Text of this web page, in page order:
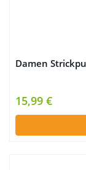
Damen
15,99 €